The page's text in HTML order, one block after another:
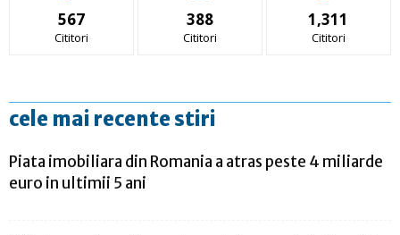
567
Cititori
388
Cititori
1,311
Cititori
cele mai recente stiri
Piata imobiliara din Romania a atras peste 4 miliarde
euro in ultimii 5 ani